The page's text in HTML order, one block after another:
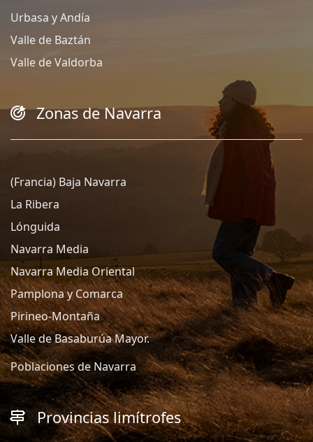
Urbasa y Andía
Valle de Baztán
Valle de Valdorba
Zonas de Navarra
(Francia) Baja Navarra
La Ribera
Lónguida
Navarra Media
Navarra Media Oriental
Pamplona y Comarca
Pirineo-Montaña
Valle de Basaburúa Mayor.
Poblaciones de Navarra
Provincias limítrofes